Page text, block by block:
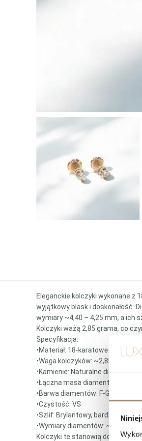
Eleganckie kolczyki wykonane z
wyjątkowy blask i doskonałość.
wymiary ~4,40 – 4,25 mm, a ich
Kolczyki ważą 2,85 grama, co
Specyfikacja:
•Materiał: 18-karatowe żółte
•Waga kolczyków: ~2,85 grama
•Kamienie: Naturalne diamenty
•Łączna masa diamentów: ~0,58
•Barwa diamentów: F-G
•Czystość: VS
•Szlif: Brylantowy, bardzo dobry
•Wymiary diamentów: ~4,40 –
Kolczyki te stanowią doskonały